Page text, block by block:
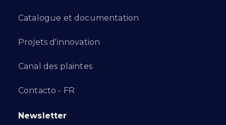
Catalogue et documentation
Projets d'innovation
Canal des plaintes
Contacto - FR
Newsletter